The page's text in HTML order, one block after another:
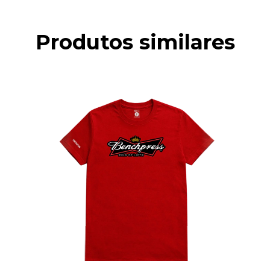
Produtos similares